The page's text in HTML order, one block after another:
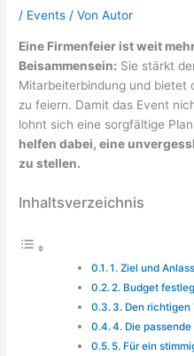
/ Events / VonAutor
Eine Firmenfeier ist weit
Beisammensein: Sie stärkt
Mitarbeiterbindung und bietet
zu feiern. Damit das Event
lohnt sich eine sorgfältige
helfen dabei, eine
zu stellen.
Inhaltsverzeichnis
1. Ziel und
2. Budget
3. Den richtigen
4. Die
5. Für ein